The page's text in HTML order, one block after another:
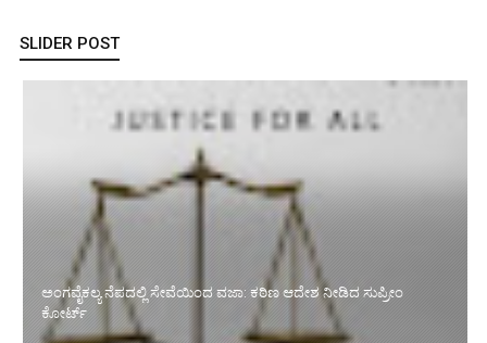
SLIDER POST
ಅಂಗವೈಕಲ್ಯ ನೆಪದಲ್ಲಿ ಸೇವೆಯಿಂದ ವಜಾ: ಕಠಿಣ ಆದೇಶ ನೀಡಿದ ಸುಪ್ರೀಂ
ಕೋರ್ಟ್‌